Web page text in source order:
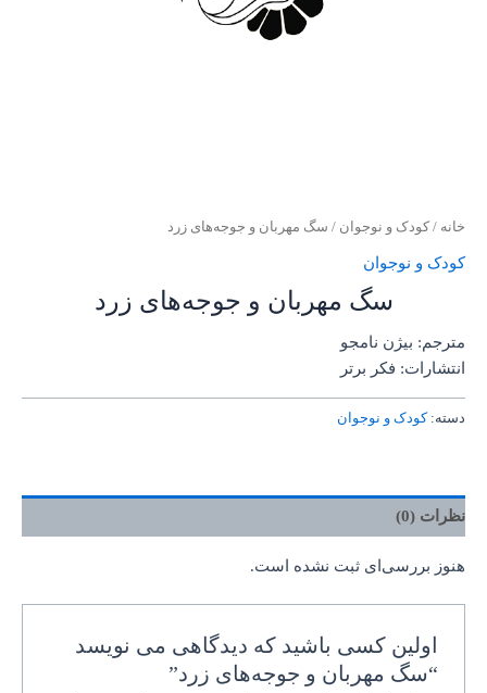
خانه / کودک و نوجوان / سگ مهربان و جوجه‌های زرد
کودک و نوجوان
سگ مهربان و جوجه‌های زرد
مترجم: بیژن نامجو
انتشارات: فکر برتر
دسته:کودک و نوجوان
نظرات (0)
هنوز بررسی‌ای ثبت نشده است.
اولین کسی باشید که دیدگاهی می نویسد
“سگ مهربان و جوجه‌های زرد”